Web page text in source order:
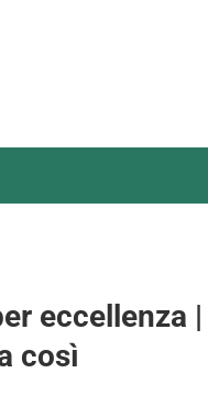
eccellenza |
così